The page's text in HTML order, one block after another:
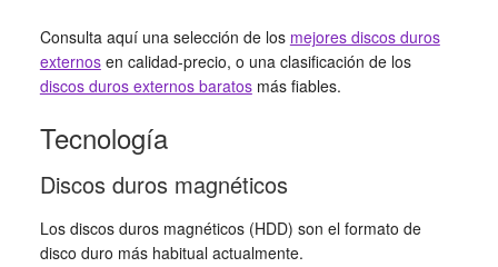
Consulta aquí una selección de los mejores discos duros
externosen calidad-precio, o una clasificación de los
discos duros externos baratosmás fiables.
Tecnología
Discos duros magnéticos
Los discos duros magnéticos (HDD) son el formato de
disco duro más habitual actualmente.